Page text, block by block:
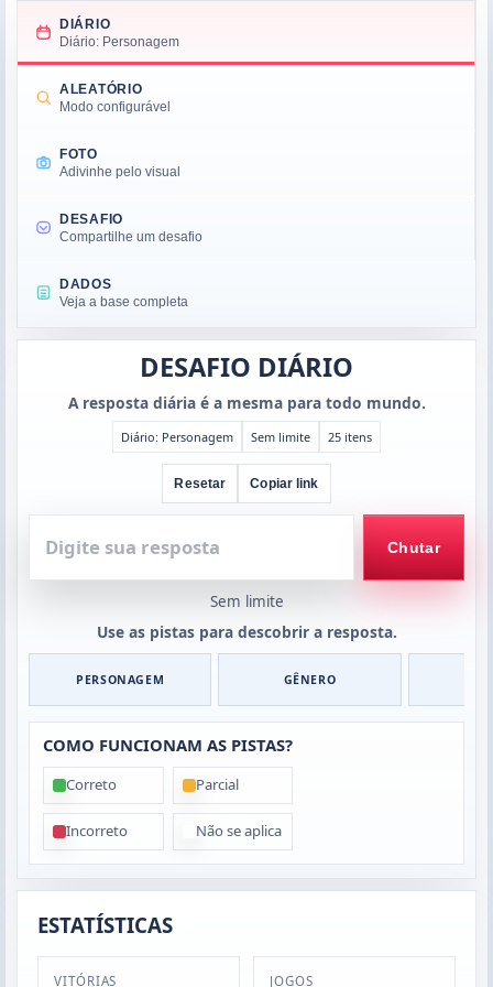
DIÁRIO
Diário: Personagem
ALEATÓRIO
Modo configurável
FOTO
Adivinhe pelo visual
DESAFIO
Compartilhe um desafio
DADOS
Veja a base completa
DESAFIO DIÁRIO
A resposta diária é a mesma para todo mundo.
Diário: Personagem Sem limite 25 itens
Resetar Copiar link
sua
resposta
Chutar
Sem limite
Use as pistas para descobrir a resposta.
PERSONAGEM GÊNERO
COMO FUNCIONAM AS PISTAS?
Correto Parcial
Incorreto Não se aplica
ESTATÍSTICAS
VITÓRIAS JOGOS